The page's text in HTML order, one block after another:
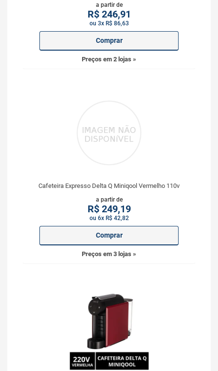
a partir de
R$246,91
ou 3x R$ 86,63
Comprar
Preços em 2 lojas »
Cafeteira Expresso Delta Q Miniqool Vermelho 110v
a partir de
R$249,19
ou 6x R$ 42,82
Comprar
Preços em 3 lojas »